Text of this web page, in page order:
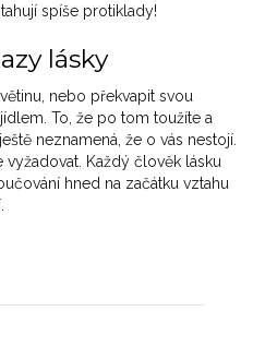
spíše protiklady!
lásky
nebo překvapit svou
To, že po tom toužíte a
neznamená, že o vás nestojí.
vyžadovat. Každý člověk lásku
hned na začátku vztahu